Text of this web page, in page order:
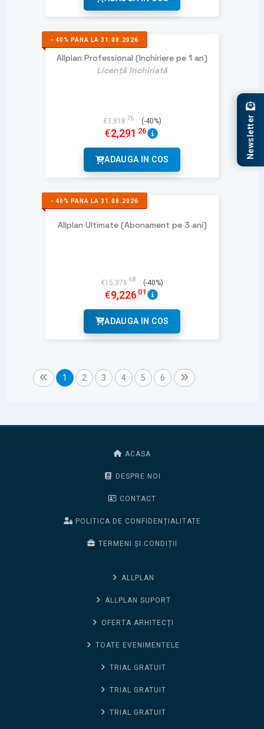
- 40% PANA LA 31.08.2026
Allplan Professional (Inchiriere pe 1 an)
Licență închiriată
€3,818 76 (-40%)
€2,291 26
ADAUGA IN COS
- 40% PANA LA 31.08.2026
Allplan Ultimate (Abonament pe 3 ani)
€15,376 68 (-40%)
€9,226 01
ADAUGA IN COS
1 2 3 4 5 6
ACASA
DESPRE NOI
CONTACT
POLITICA DE CONFIDENȚIALITATE
TERMENI ȘI CONDIȚII
ALLPLAN
ALLPLAN SUPORT
OFERTA ARHITECȚI
TOATE EVENIMENTELE
TRIAL GRATUIT
TRIAL GRATUIT
TRIAL GRATUIT
Newsletter